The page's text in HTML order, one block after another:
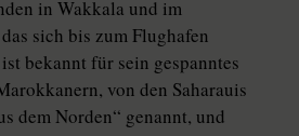
in Wakkala und im
sich bis zum Flughafen
bekannt für sein gespanntes
von den Saharauis
dem Norden“ genannt, und